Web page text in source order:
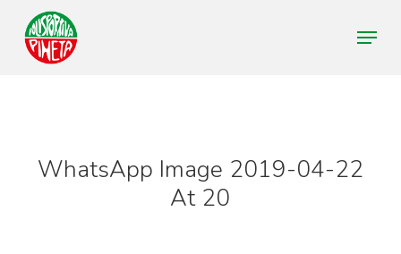
Menu
WhatsApp Image 2019-04-22
At 20